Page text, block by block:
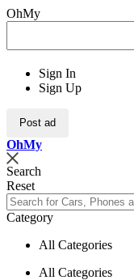
OhMy
Sign In
Sign Up
Post ad
OhMy
Search
Reset
Category
All Categories
All Categories